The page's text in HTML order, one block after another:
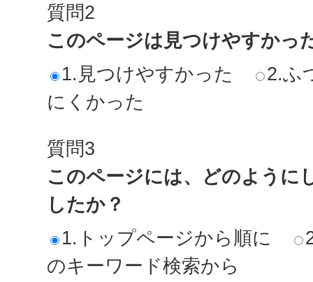
質問2
このページは見つけやすかっ
1.見つけやすかった
2.ふ
にくかった
質問3
このページには、どのように
したか？
1.トップページから順に
のキーワード検索から